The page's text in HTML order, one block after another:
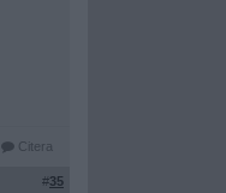
Citera
#35